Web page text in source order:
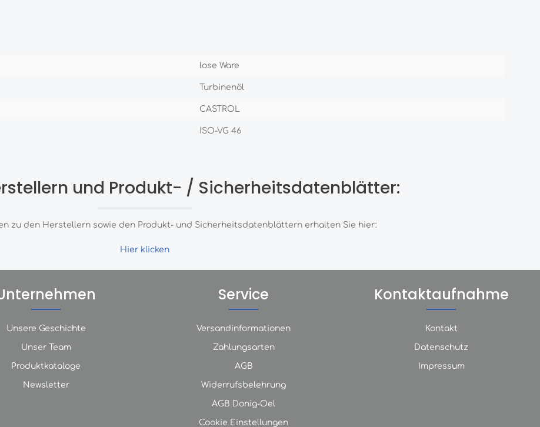
lose Ware
Turbinenöl
CASTROL
ISO-VG 46
und Produkt- / Sicherheitsdatenblätter:
zu den Herstellern sowie den Produkt- und Sicherheitsdatenblättern erhalten Sie hier:
Hier klicken
Unsere Geschichte
Unser Team
Produktkataloge
Newsletter
Service
Versandinformationen
Zahlungsarten
AGB
Widerrufsbelehrung
AGB Donig-Oel
Cookie Einstellungen
Kontaktaufnahme
Kontakt
Datenschutz
Impressum